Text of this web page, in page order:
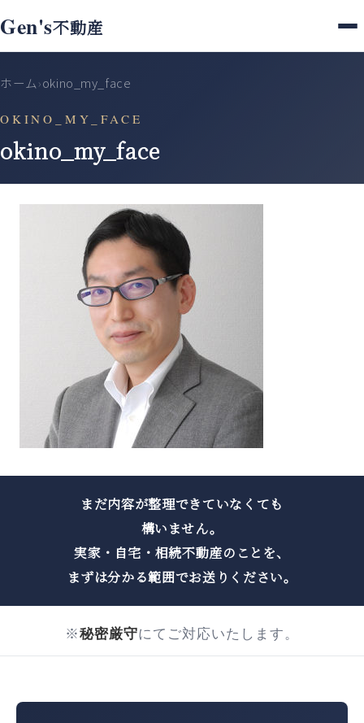
Gen's不動産
ホーム ›okino_my_face
OKINO_MY_FACE
okino_my_face
まだ内容が整理できていなくても
構いません。
実家・自宅・相続不動産のことを、
まずは分かる範囲でお送りください。
※秘密厳守にてご対応いたします。